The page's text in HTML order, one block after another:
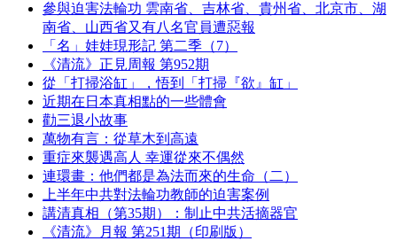
參與迫害法輪功 雲南省、吉林省、貴州省、北京市、湖
南省、山西省又有八名官員遭惡報
「名」娃娃現形記 第二季（7）
《清流》正見周報 第952期
從「打掃浴缸」，悟到「打掃『欲』缸」
近期在日本真相點的一些體會
勸三退小故事
萬物有言：從草木到高遠
重症來襲遇高人 幸運從來不偶然
連環畫：他們都是為法而來的生命（二）
上半年中共對法輪功教師的迫害案例
講清真相（第35期）：制止中共活摘器官
《清流》月報 第251期（印刷版）